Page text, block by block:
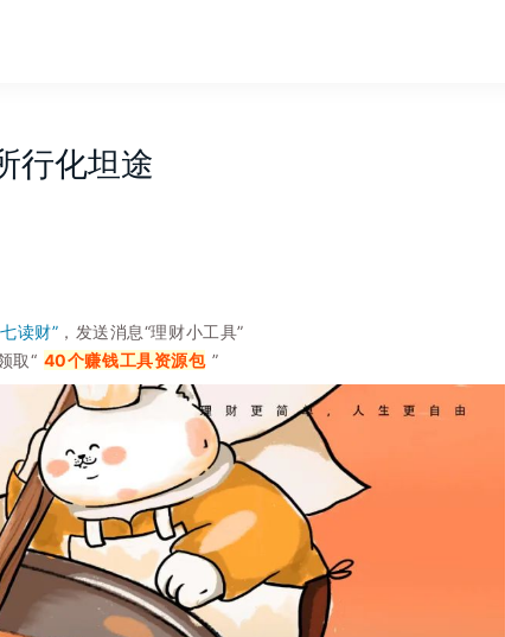
行化坦途
读财” ，发送消息“理财小工具”
取“ 40个赚钱工具资源包 ”